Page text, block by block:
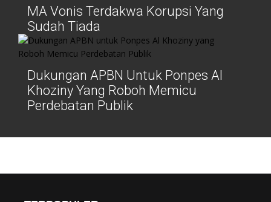
MA Vonis Terdakwa Korupsi Yang
Sudah Tiada
Dukungan APBN Untuk Ponpes Al
Khoziny Yang Roboh Memicu
Perdebatan Publik